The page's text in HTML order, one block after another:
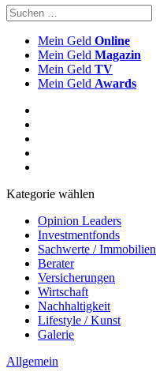
Mein Geld Online
Mein Geld Magazin
Mein Geld TV
Mein Geld Awards
Kategorie wählen
Opinion Leaders
Investmentfonds
Sachwerte / Immobilien
Berater
Versicherungen
Wirtschaft
Nachhaltigkeit
Lifestyle / Kunst
Galerie
Allgemein